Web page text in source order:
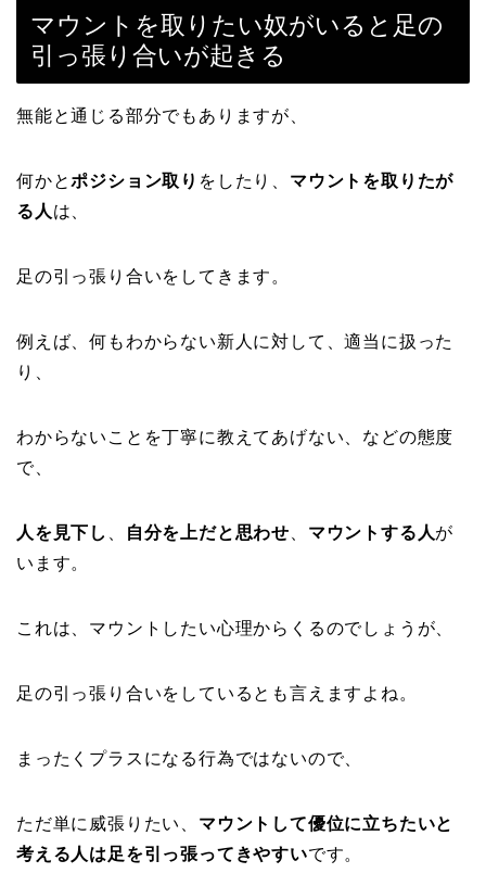
マウントを取りたい奴がいると足の
引っ張り合いが起きる
無能と通じる部分でもありますが、
何かとポジション取り をしたり、 マウントを取りたが
る人 は、
足の引っ張り合いをしてきます。
例えば、何もわからない新人に対して、適当に扱った
り、
わからないことを丁寧に教えてあげない、などの態度
で、
人を見下し 自分を上だと思わせ マウントする人が
います。
これは、マウントしたい心理からくるのでしょうが、
足の引っ張り合いをしているとも言えますよね。
まったくプラスになる行為ではないので、
ただ単に威張りたい、 マウントして優位に立ちたいと
考える人は足を引っ張ってきやすいです。